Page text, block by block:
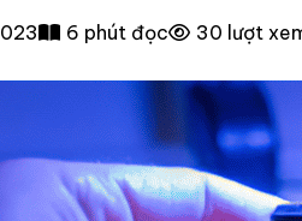
6 phút đọc 30 lượt